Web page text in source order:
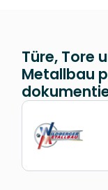
Türe, Tore
Metallbau